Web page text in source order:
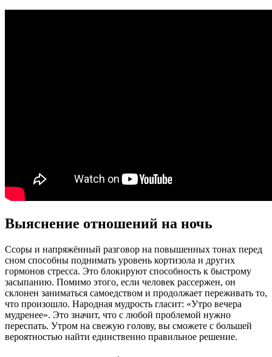
Выяснение отношений на ночь
Ссоры и напряжённый разговор на повышенных тонах перед
сном способны поднимать уровень кортизола и других
гормонов стресса. Это блокируют способность к быстрому
засыпанию. Помимо этого, если человек рассержен, он
склонен заниматься самоедством и продолжает переживать то,
что произошло. Народная мудрость гласит: «Утро вечера
мудренее». Это значит, что с любой проблемой нужно
переспать. Утром на свежую голову, вы сможете с большей
вероятностью найти единственно правильное решение.